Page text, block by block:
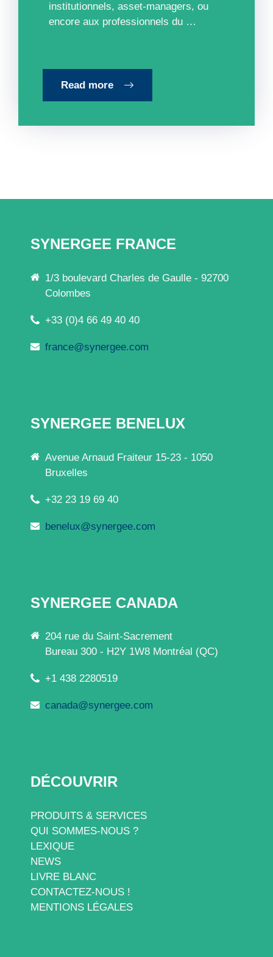
institutionnels, asset-managers, ou
encore aux professionnels du …
Read more
SYNERGEE FRANCE
1/3 boulevard Charles de Gaulle - 92700
Colombes
+33 (0)4 66 49 40 40
france@synergee.com
SYNERGEE BENELUX
Avenue Arnaud Fraiteur 15-23 - 1050
Bruxelles
+32 23 19 69 40
benelux@synergee.com
SYNERGEE CANADA
204 rue du Saint-Sacrement
Bureau 300 - H2Y 1W8 Montréal (QC)
+1 438 2280519
canada@synergee.com
DÉCOUVRIR
PRODUITS & SERVICES
QUI SOMMES-NOUS ?
LEXIQUE
NEWS
LIVRE BLANC
CONTACTEZ-NOUS !
MENTIONS LÉGALES